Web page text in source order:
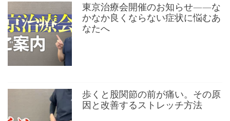
東京治療会開催のお知らせ——な
かなか良くならない症状に悩むあ
なたへ
歩くと股関節の前が痛い。その原
因と改善するストレッチ方法